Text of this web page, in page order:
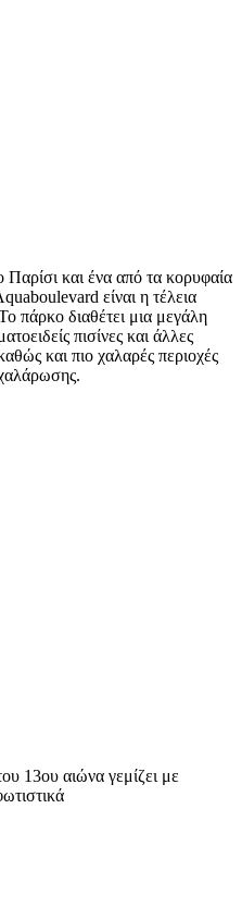
και ένα από τα κορυφαία
είναι η τέλεια
πάρκο διαθέτει μια μεγάλη
πισίνες και άλλες
και πιο χαλαρές περιοχές
13ου αιώνα γεμίζει με